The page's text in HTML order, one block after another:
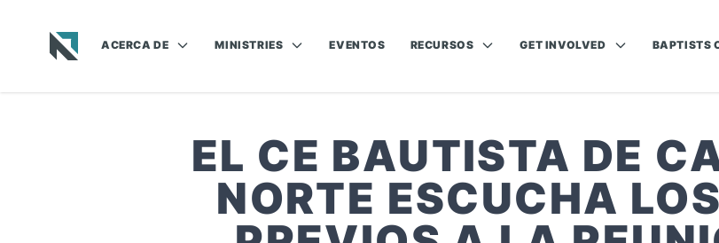
ACERCA DE MINISTRIES EVENTOS RECURSOS GET INVOLVED BAPTISTS
EL CE BAUTISTA DE
NORTE ESCUCHA